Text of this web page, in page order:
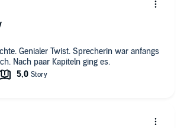
Genialer Twist. Sprecherin war anfangs
Nach paar Kapiteln ging es.